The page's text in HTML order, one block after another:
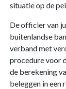
situatie op de
De officier van
buitenlandse
verband met
procedure voor
de berekening
beleggen in een